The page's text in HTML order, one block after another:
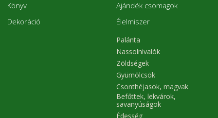
Könyv
Dekoráció
Ajándék csomagok
Élelmiszer
Palánta
Nassolnivalók
Zöldségek
Gyümölcsök
Csonthéjasok, magvak
Befőttek, lekvárok,
savanyúságok
Édesség